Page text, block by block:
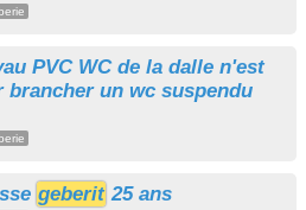
PVC WC de la dalle n'est
brancher un wc suspendu
geberit 25 ans